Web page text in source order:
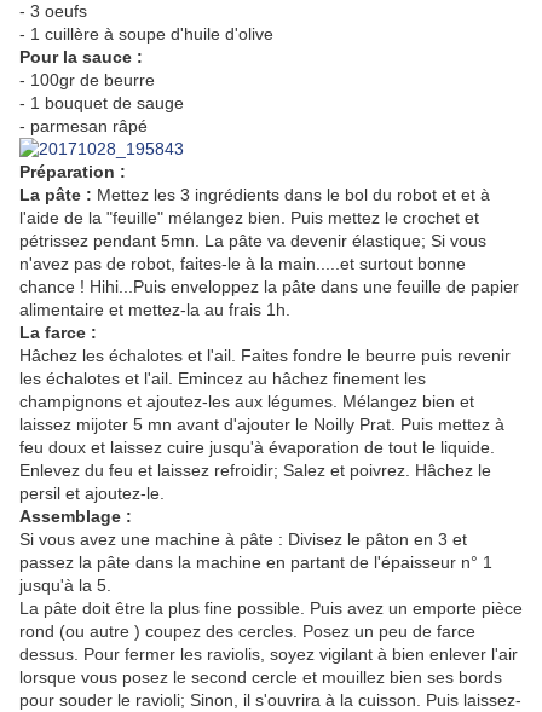
- 3 oeufs
- 1 cuillère à soupe d'huile d'olive
Pour la sauce :
- 100gr de beurre
- 1 bouquet de sauge
- parmesan râpé
Préparation :
La pâte : Mettez les 3 ingrédients dans le bol du robot et et à
l'aide de la "feuille" mélangez bien. Puis mettez le crochet et
pétrissez pendant 5mn. La pâte va devenir élastique; Si vous
n'avez pas de robot, faites-le à la main.....et surtout bonne
chance ! Hihi...Puis enveloppez la pâte dans une feuille de papier
alimentaire et mettez-la au frais 1h.
La farce :
Hâchez les échalotes et l'ail. Faites fondre le beurre puis revenir
les échalotes et l'ail. Emincez au hâchez finement les
champignons et ajoutez-les aux légumes. Mélangez bien et
laissez mijoter 5 mn avant d'ajouter le Noilly Prat. Puis mettez à
feu doux et laissez cuire jusqu'à évaporation de tout le liquide.
Enlevez du feu et laissez refroidir; Salez et poivrez. Hâchez le
persil et ajoutez-le.
Assemblage :
Si vous avez une machine à pâte : Divisez le pâton en 3 et
passez la pâte dans la machine en partant de l'épaisseur n° 1
jusqu'à la 5.
La pâte doit être la plus fine possible. Puis avez un emporte pièce
rond (ou autre ) coupez des cercles. Posez un peu de farce
dessus. Pour fermer les raviolis, soyez vigilant à bien enlever l'air
lorsque vous posez le second cercle et mouillez bien ses bords
pour souder le ravioli; Sinon, il s'ouvrira à la cuisson. Puis laissez-